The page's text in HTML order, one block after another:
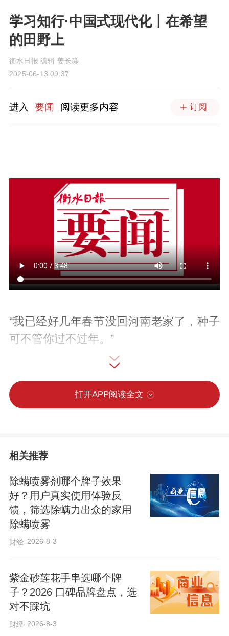
学习知行·中国式现代化丨在希望
的田野上
衡水日报 编辑 姜长淼
2025-06-13 09:37
进入 要闻 阅读更多内容 订阅
“我已经好几年春节没回河南老家了，种子
可不管你过不过年。”
得益于适合农作物生长的优越自然条件，
和选育，这就是“南繁”。
包括贾亚军在内，每年北方的农闲时节，
海南都会迎来数千名农业科技专家、学者
进行南繁育种工作。
三亚市崖州湾科技城的崖州湾种子实验室
考察调研。他指出，中国人的饭碗要牢牢
端在自己手中，就必须把种子牢牢攥在自
打开APP阅读全文
相关推荐
除螨喷雾剂哪个牌子效果
好？用户真实使用体验反
馈，筛选除螨力出众的家用
除螨喷雾
财经 2026-8-3
紫金砂莲花手串选哪个牌
子？2026 口碑品牌盘点，选
对不踩坑
财经 2026-8-3